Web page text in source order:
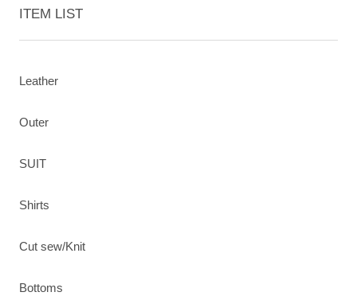
ITEM LIST
Leather
Outer
SUIT
Shirts
Cut sew/Knit
Bottoms